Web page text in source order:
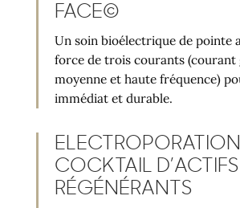
FACE©
Un soin bioélectrique de pointe
force de trois courants (courant
moyenne et haute fréquence)
immédiat et durable.
COCKTAIL D’ACTIFS
RÉGÉNÉRANTS